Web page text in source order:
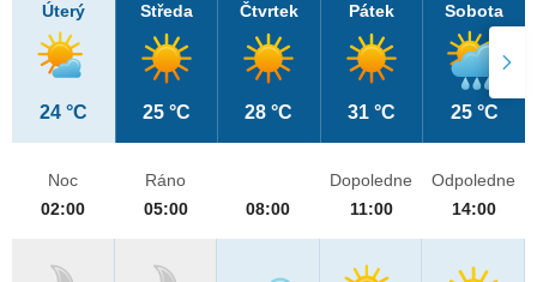
Úterý
24 °C
Středa
25 °C
Čtvrtek
28 °C
Pátek
31 °C
Sobota
25 °C
Noc
02:00
Ráno
05:00
08:00
Dopoledne
11:00
Odpoledne
14:00